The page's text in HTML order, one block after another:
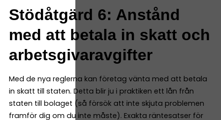
Stödåtgärd 6: Anstånd
med att betala in skatt och
arbetsgivaravgifter
Med de nya reglerna kan företag vänta med att betala
in skatt till staten. Detta blir ju i praktiken ett lån från
staten till bolaget (så försök att inte skjuta problemen
framför dig om du inte måste). Exakta räntesatser för